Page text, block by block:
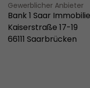
Gewerblicher Anbieter
Bank 1 Saar
Kaiserstraße 17-19
66111 Saarbrücken